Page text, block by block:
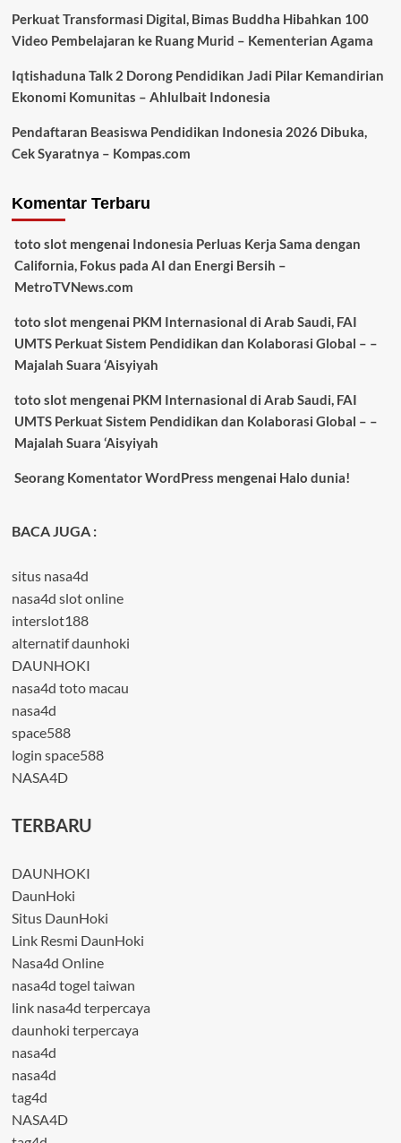
Perkuat Transformasi Digital, Bimas Buddha Hibahkan 100
Video Pembelajaran ke Ruang Murid – Kementerian Agama
Iqtishaduna Talk 2 Dorong Pendidikan Jadi Pilar Kemandirian
Ekonomi Komunitas – Ahlulbait Indonesia
Pendaftaran Beasiswa Pendidikan Indonesia 2026 Dibuka,
Cek Syaratnya – Kompas.com
Komentar Terbaru
toto slotmengenai Indonesia Perluas Kerja Sama dengan
California, Fokus pada AI dan Energi Bersih –
MetroTVNews.com
toto slotmengenai PKM Internasional di Arab Saudi, FAI
UMTS Perkuat Sistem Pendidikan dan Kolaborasi Global – –
Majalah Suara ‘Aisyiyah
toto slotmengenai PKM Internasional di Arab Saudi, FAI
UMTS Perkuat Sistem Pendidikan dan Kolaborasi Global – –
Majalah Suara ‘Aisyiyah
Seorang Komentator WordPress mengenai Halo dunia!
BACA JUGA :
situs nasa4d
nasa4d slot online
interslot188
alternatif daunhoki
DAUNHOKI
nasa4d toto macau
nasa4d
space588
login space588
NASA4D
TERBARU
DAUNHOKI
DaunHoki
Situs DaunHoki
Link Resmi DaunHoki
Nasa4d Online
nasa4d togel taiwan
link nasa4d terpercaya
daunhoki terpercaya
nasa4d
nasa4d
tag4d
NASA4D